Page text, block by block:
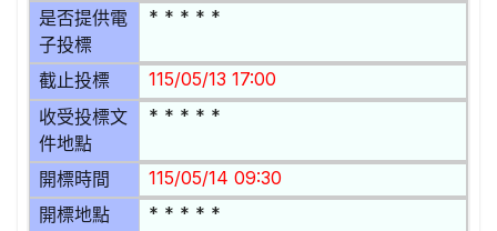
是否提供電
子投標
* * * * *
截止投標 115/05/13 17:00
收受投標文
件地點
* * * * *
開標時間 115/05/14 09:30
開標地點 * * * * *